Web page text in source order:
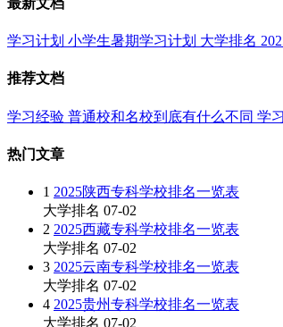
学习计划 小学生暑期学习计划 大学排名
推荐文档
学习经验 普通校和名校到底有什么不同 学
热门文章
1 2025陕西专科学校排名一览表
大学排名 07-02
2 2025西藏专科学校排名一览表
大学排名 07-02
3 2025云南专科学校排名一览表
大学排名 07-02
4 2025贵州专科学校排名一览表
大学排名 07-02